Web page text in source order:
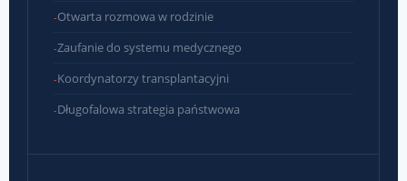
Otwarta rozmowa w rodzinie
Zaufanie do systemu medycznego
Koordynatorzy transplantacyjni
Długofalowa strategia państwowa